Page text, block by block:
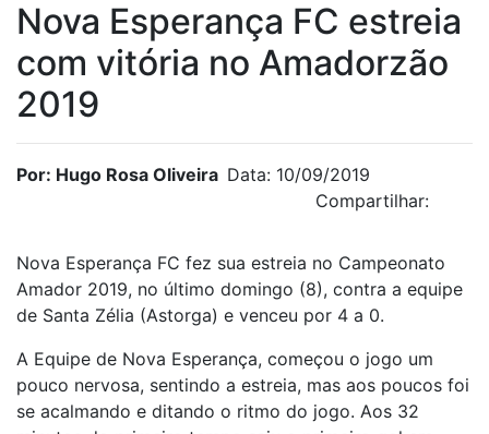
Nova Esperança FC estreia
com vitória no Amadorzão
2019
Por: Hugo Rosa Oliveira Data: 10/09/2019
Compartilhar:
Nova Esperança FC fez sua estreia no Campeonato
Amador 2019, no último domingo (8), contra a equipe
de Santa Zélia (Astorga) e venceu por 4 a 0.
A Equipe de Nova Esperança, começou o jogo um
pouco nervosa, sentindo a estreia, mas aos poucos foi
se acalmando e ditando o ritmo do jogo. Aos 32